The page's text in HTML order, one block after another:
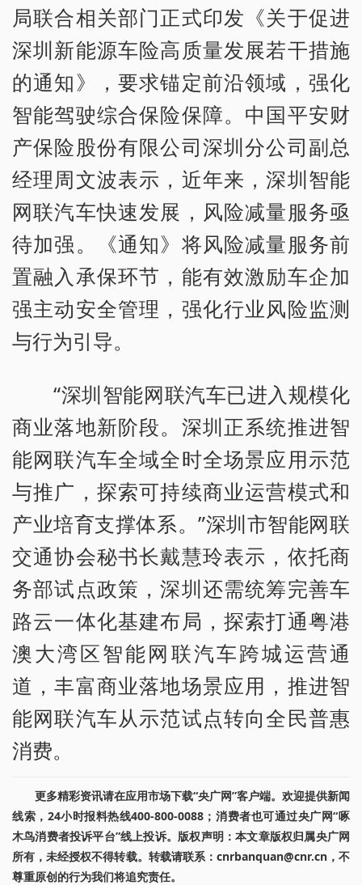
局联合相关部门正式印发《关于促进
深圳新能源车险高质量发展若干措施
的通知》，要求锚定前沿领域，强化
智能驾驶综合保险保障。中国平安财
产保险股份有限公司深圳分公司副总
经理周文波表示，近年来，深圳智能
网联汽车快速发展，风险减量服务亟
待加强。《通知》将风险减量服务前
置融入承保环节，能有效激励车企加
强主动安全管理，强化行业风险监测
与行为引导。
“深圳智能网联汽车已进入规模化
商业落地新阶段。深圳正系统推进智
能网联汽车全域全时全场景应用示范
与推广，探索可持续商业运营模式和
产业培育支撑体系。”深圳市智能网联
交通协会秘书长戴慧玲表示，依托商
务部试点政策，深圳还需统筹完善车
路云一体化基建布局，探索打通粤港
澳大湾区智能网联汽车跨城运营通
道，丰富商业落地场景应用，推进智
能网联汽车从示范试点转向全民普惠
消费。
更多精彩资讯请在应用市场下载“央广网”客户端。欢迎提供新闻
线索，24小时报料热线400-800-0088；消费者也可通过央广网“啄
木鸟消费者投诉平台”线上投诉。版权声明：本文章版权归属央广网
所有，未经授权不得转载。转载请联系：cnrbanquan@cnr.cn，不
尊重原创的行为我们将追究责任。